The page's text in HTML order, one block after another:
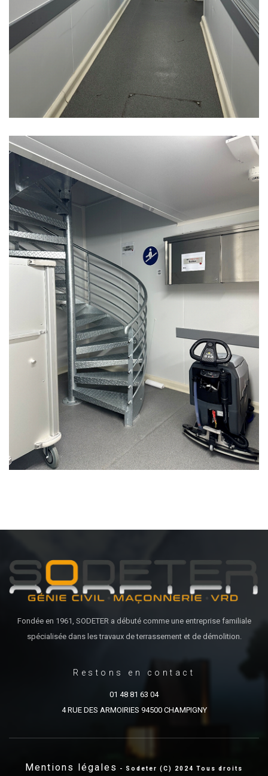
Fondée en 1961, SODETER a débuté comme une entreprise familiale
spécialisée dans les travaux de terrassement et de démolition.
Restons en contact
01 48 81 63 04
4 RUE DES ARMOIRIES 94500 CHAMPIGNY
Mentions légales - Sodeter (C) 2024 Tous droits